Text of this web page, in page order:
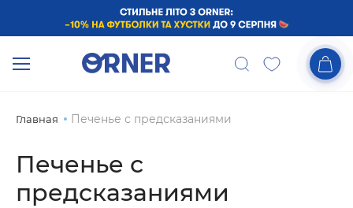
Главная Печенье с предсказаниями
Печенье с
предсказаниями